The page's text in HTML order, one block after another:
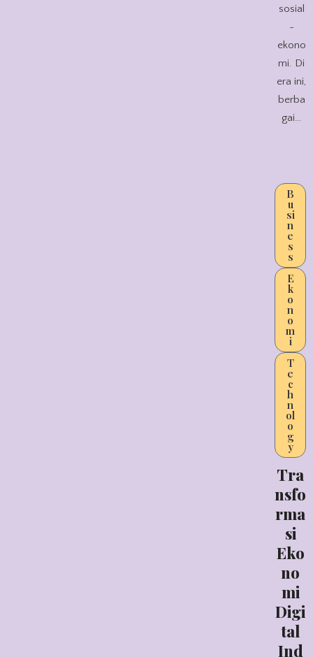
sosial
-
ekono
mi. Di
era ini,
berba
gai…
B
u
si
n
e
s
s
E
k
o
n
o
m
i
T
e
c
h
n
ol
o
g
y
Tra
nsfo
rma
si
Eko
no
mi
Digi
tal
Ind